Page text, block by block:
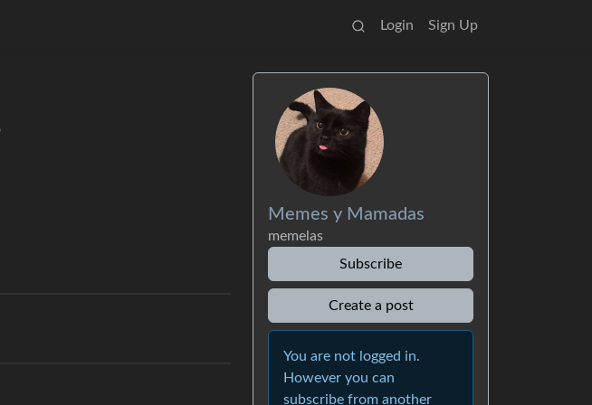
Login Sign Up
Memes y Mamadas
memelas
Subscribe
Create a post
You are not logged in.
However you can
subscribe from another